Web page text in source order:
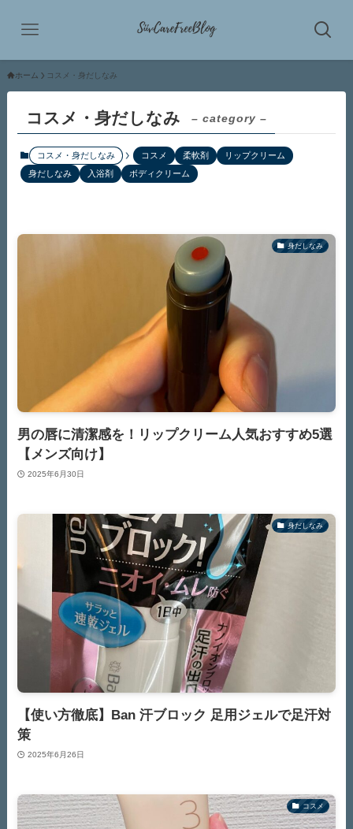
ホーム コスメ・身だしなみ
コスメ・身だしなみ – category –
コスメ・身だしなみ コスメ 柔軟剤
リップクリーム
身だしなみ
入浴剤 ボディクリーム
身だしなみ
男の唇に清潔感を！リップクリーム人気おすすめ5選
【メンズ向け】
2025年6月30日
身だしなみ
【使い方徹底】Ban 汗ブロック 足用ジェルで足汗対
策
2025年6月26日
コスメ